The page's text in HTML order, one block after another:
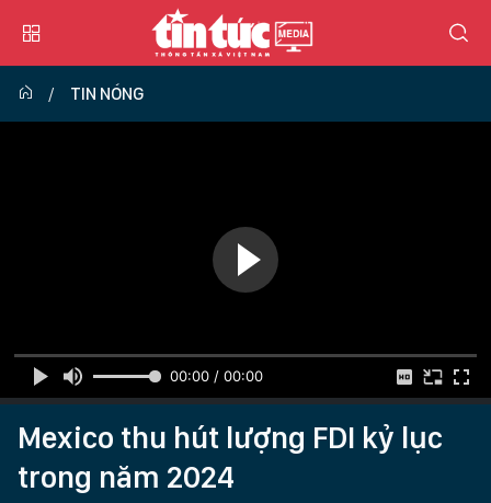
TIN NÓNG
00:00 / 00:00
Mexico thu hút lượng FDI kỷ lục
trong năm 2024